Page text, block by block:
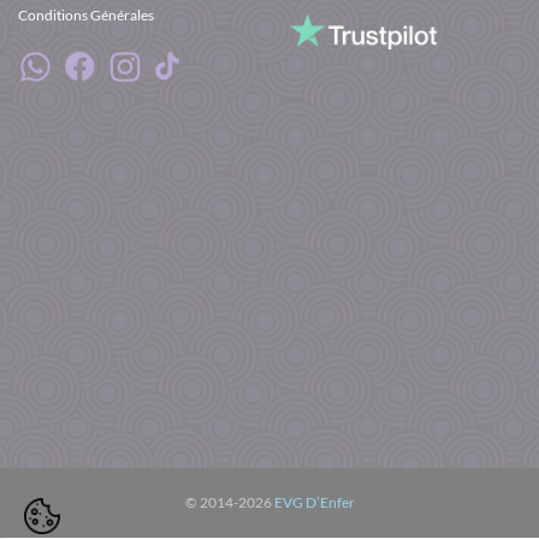
Conditions Générales
© 2014-2026 EVG D’Enfer